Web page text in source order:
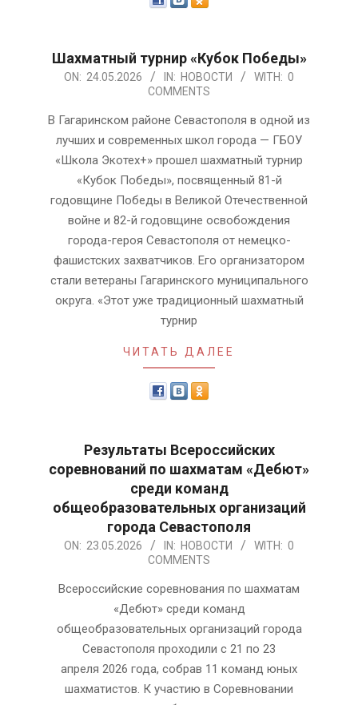
Шахматный турнир «Кубок Победы»
2026-
24
ON: 24.05.2026 IN: НОВОСТИ WITH: 0
COMMENTS
В Гагаринском районе Севастополя в одной из
лучших и современных школ города — ГБОУ
«Школа Экотех+» прошел шахматный турнир
«Кубок Победы», посвященный 81-й
годовщине Победы в Великой Отечественной
войне и 82-й годовщине освобождения
города-героя Севастополя от немецко-
фашистских захватчиков. Его организатором
стали ветераны Гагаринского муниципального
округа. «Этот уже традиционный шахматный
турнир
ЧИТАТЬ ДАЛЕЕ
Результаты Всероссийских
соревнований по шахматам «Дебют»
среди команд
общеобразовательных организаций
города Севастополя
2026-
23
ON: 23.05.2026 IN: НОВОСТИ WITH: 0
COMMENTS
Всероссийские соревнования по шахматам
«Дебют» среди команд
общеобразовательных организаций города
Севастополя проходили с 21 по 23
апреля 2026 года, собрав 11 команд юных
шахматистов. К участию в Соревновании